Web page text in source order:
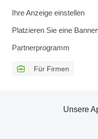
Ihre Anzeige einstellen
Platzieren Sie eine
Partnerprogramm
Für Firmen
Unsere